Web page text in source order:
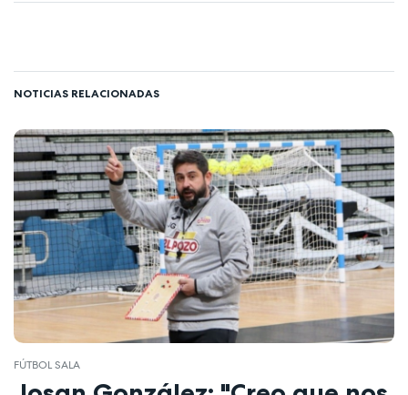
NOTICIAS RELACIONADAS
FÚTBOL SALA